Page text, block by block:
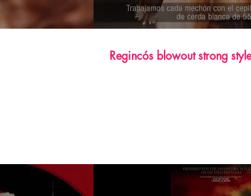
Regincós blowout strong style